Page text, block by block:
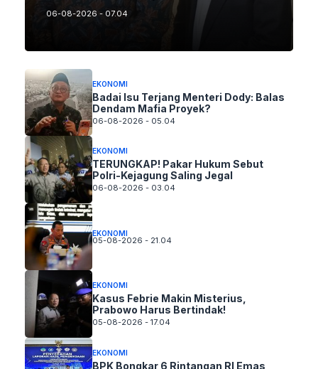
06-08-2026 - 07.04
EKONOMI
Badai Isu Terjang Menteri Dody: Balas
Dendam Mafia Proyek?
06-08-2026 - 05.04
EKONOMI
TERUNGKAP! Pakar Hukum Sebut
Polri-Kejagung Saling Jegal
06-08-2026 - 03.04
EKONOMI
05-08-2026 - 21.04
EKONOMI
Kasus Febrie Makin Misterius,
Prabowo Harus Bertindak!
05-08-2026 - 17.04
EKONOMI
BPK Bongkar 6 Rintangan RI Emas